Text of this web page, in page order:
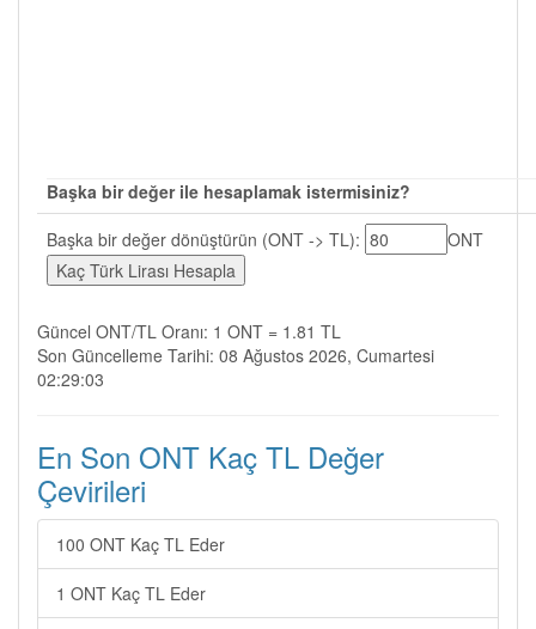
Başka bir değer ile hesaplamak istermisiniz?
Başka bir değer dönüştürün (ONT -> TL):
ONT
Güncel ONT/TL Oranı: 1 ONT = 1.81 TL
Son Güncelleme Tarihi: 08 Ağustos 2026, Cumartesi
02:29:03
En Son ONT Kaç TL Değer
Çevirileri
100 ONT Kaç TL Eder
1 ONT Kaç TL Eder